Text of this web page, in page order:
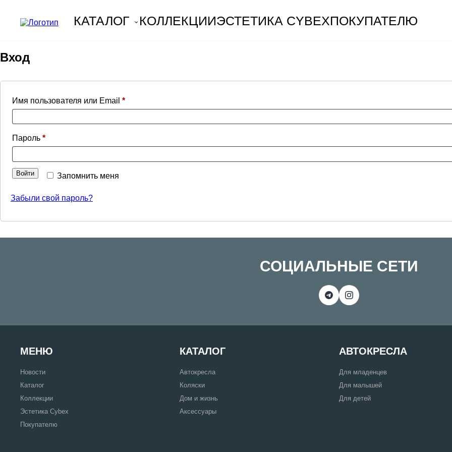
to
content
КАТАЛОГ КОЛЛЕКЦИИЭСТЕТИКА CYBEXПОКУПАТЕЛЮ
Вход
Имя пользователя или Email *Обязательно
Пароль *Обязательно
Запомнить меня
Войти
Забыли свой пароль?
СОЦИАЛЬНЫЕ СЕТИ
МЕНЮ
Новости
Каталог
Коллекции
Эстетика Cybex
Покупателю
КАТАЛОГ
Автокресла
Коляски
Дом и жизнь
Аксессуары
АВТОКРЕСЛА
Для младенцев
Для малышей
Для детей